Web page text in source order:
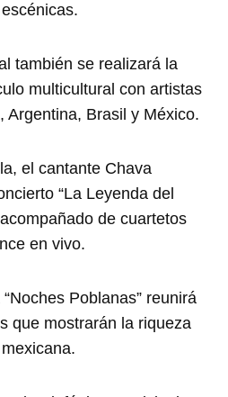
también se realizará la
multicultural con artistas
Argentina, Brasil y México.
el cantante Chava
“La Leyenda del
de cuartetos
en vivo.
Poblanas” reunirá
que mostrarán la riqueza